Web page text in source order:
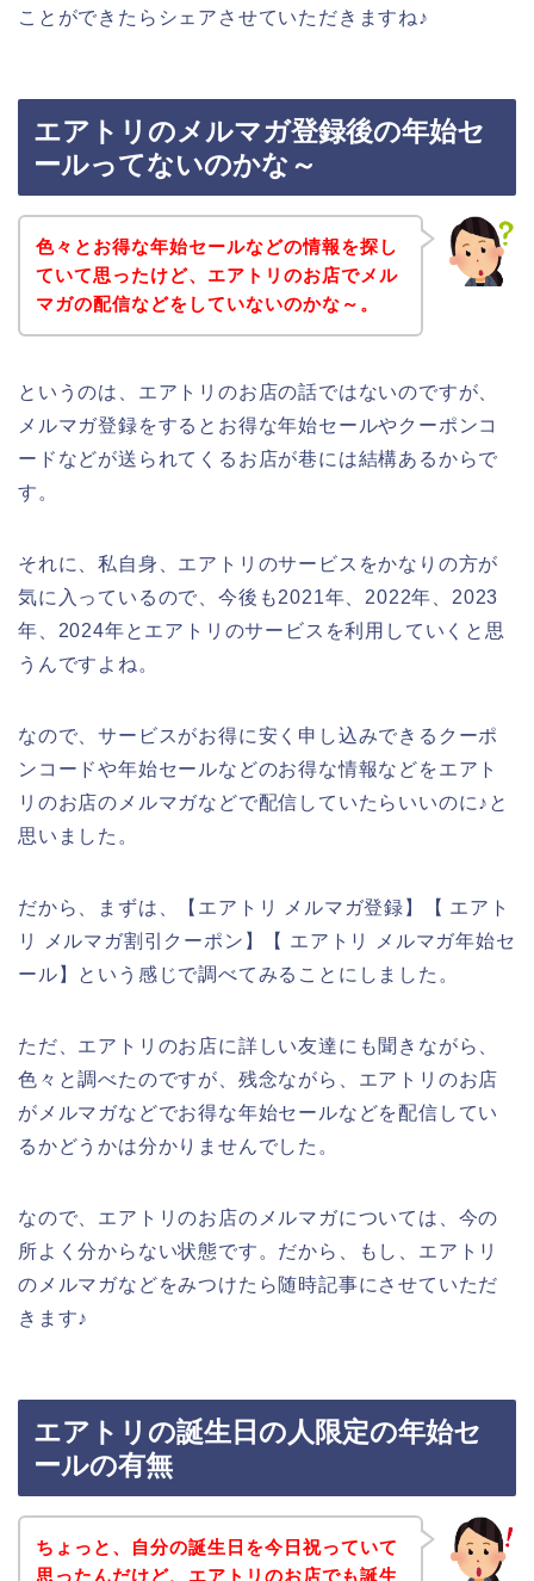
ことができたらシェアさせていただきますね♪
エアトリのメルマガ登録後の年始セ
ールってないのかな～
色々とお得な年始セールなどの情報を探し
ていて思ったけど、エアトリのお店でメル
マガの配信などをしていないのかな～。
というのは、エアトリのお店の話ではないのですが、
メルマガ登録をするとお得な年始セールやクーポンコ
ードなどが送られてくるお店が巷には結構あるからで
す。
それに、私自身、エアトリのサービスをかなりの方が
気に入っているので、今後も2021年、2022年、2023
年、2024年とエアトリのサービスを利用していくと思
うんですよね。
なので、サービスがお得に安く申し込みできるクーポ
ンコードや年始セールなどのお得な情報などをエアト
リのお店のメルマガなどで配信していたらいいのに♪と
思いました。
だから、まずは、【エアトリ メルマガ登録】【 エアト
リ メルマガ割引クーポン】【 エアトリ メルマガ年始セ
ール】という感じで調べてみることにしました。
ただ、エアトリのお店に詳しい友達にも聞きながら、
色々と調べたのですが、残念ながら、エアトリのお店
がメルマガなどでお得な年始セールなどを配信してい
るかどうかは分かりませんでした。
なので、エアトリのお店のメルマガについては、今の
所よく分からない状態です。だから、もし、エアトリ
のメルマガなどをみつけたら随時記事にさせていただ
きます♪
エアトリの誕生日の人限定の年始セ
ールの有無
ちょっと、自分の誕生日を今日祝っていて
思ったんだけど、エアトリのお店でも誕生